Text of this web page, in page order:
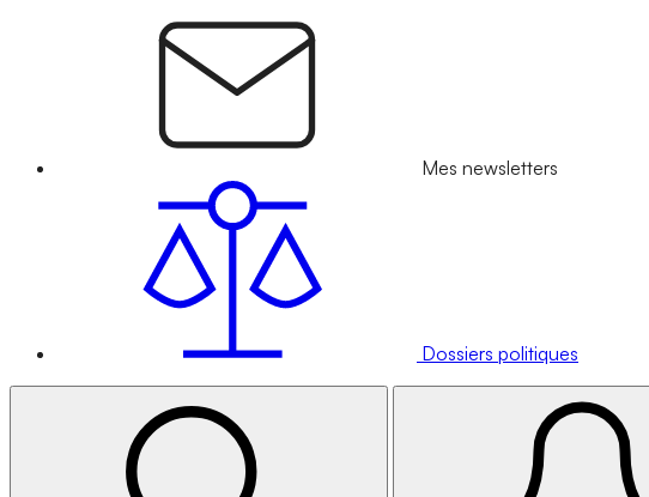
Mes newsletters
Dossiers politiques